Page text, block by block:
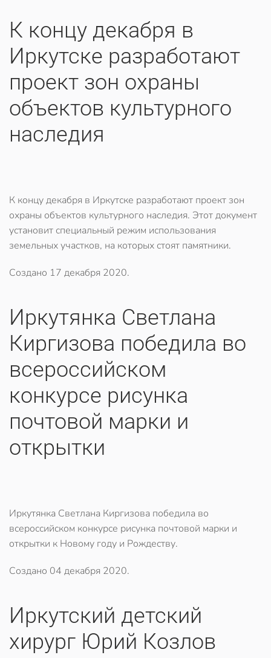
​К концу декабря в
Иркутске разработают
проект зон охраны
объектов культурного
наследия
К концу декабря в Иркутске разработают проект зон
охраны объектов культурного наследия. Этот документ
установит специальный режим использования
земельных участков, на которых стоят памятники.
Создано 17 декабря 2020.
​Иркутянка Светлана
Киргизова победила во
всероссийском
конкурсе рисунка
почтовой марки и
открытки
Иркутянка Светлана Киргизова победила во
всероссийском конкурсе рисунка почтовой марки и
открытки к Новому году и Рождеству.
Создано 04 декабря 2020.
Иркутский детский
хирург Юрий Козлов